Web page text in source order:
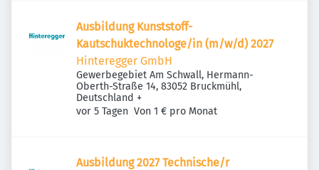
Ausbildung Kunststoff-
Kautschuktechnologe/in (m/w/d) 2027
Hinteregger GmbH
Gewerbegebiet Am Schwall, Hermann-
Oberth-Straße 14, 83052 Bruckmühl,
Deutschland +
Veröffentlicht:
vor 5 Tagen Von 1 € pro Monat
Ausbildung 2027 Technische/r